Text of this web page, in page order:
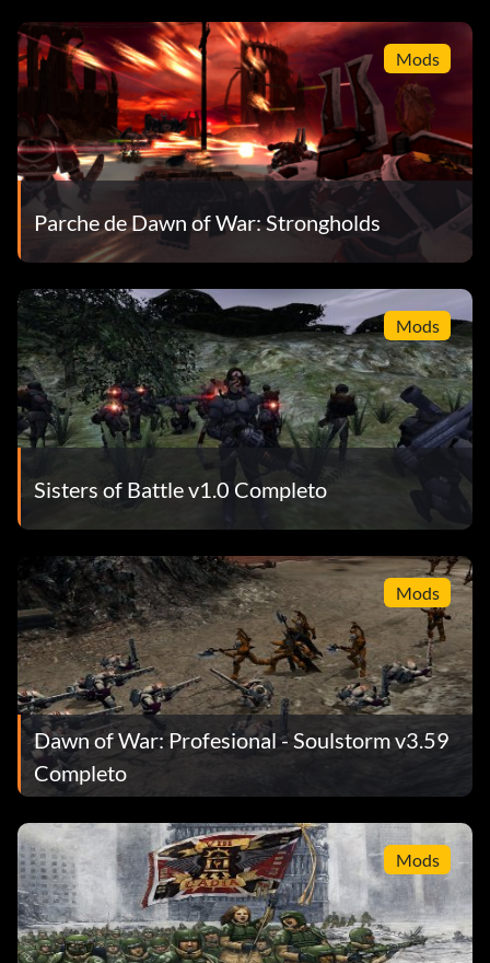
Mods
Parche de Dawn of War: Strongholds
Mods
Sisters of Battle v1.0 Completo
Mods
Dawn of War: Profesional - Soulstorm v3.59
Completo
Mods